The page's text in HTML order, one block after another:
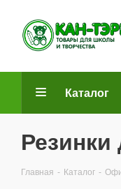
Каталог
Резинки
Главная - Каталог -